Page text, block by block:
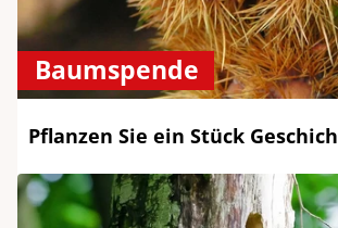
Baumspende
Pflanzen Sie ein Stück